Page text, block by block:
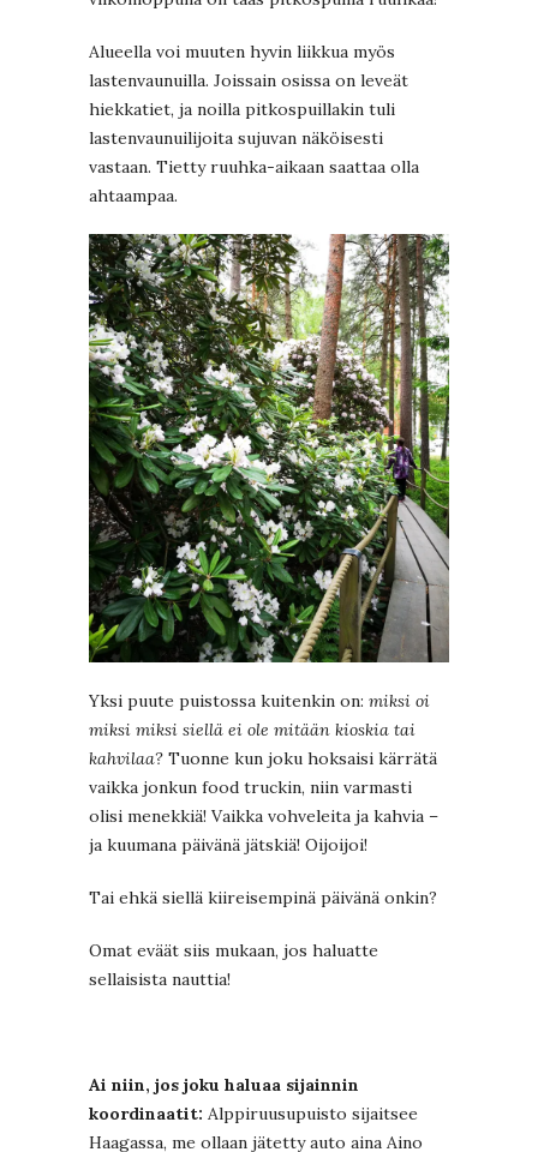
Alueella voi muuten hyvin liikkua myös
lastenvaunuilla. Joissain osissa on leveät
hiekkatiet, ja noilla pitkospuillakin tuli
lastenvaunuilijoita sujuvan näköisesti
vastaan. Tietty ruuhka-aikaan saattaa olla
ahtaampaa.
Yksi puute puistossa kuitenkin on: miksi oi
miksi miksi siellä ei ole mitään kioskia tai
kahvilaa? Tuonne kun joku hoksaisi kärrätä
vaikka jonkun food truckin, niin varmasti
olisi menekkiä! Vaikka vohveleita ja kahvia –
ja kuumana päivänä jätskiä! Oijoijoi!
Tai ehkä siellä kiireisempinä päivänä onkin?
Omat eväät siis mukaan, jos haluatte
sellaisista nauttia!
Ai niin, jos joku haluaa sijainnin
koordinaatit: Alppiruusupuisto sijaitsee
Haagassa, me ollaan jätetty auto aina Aino